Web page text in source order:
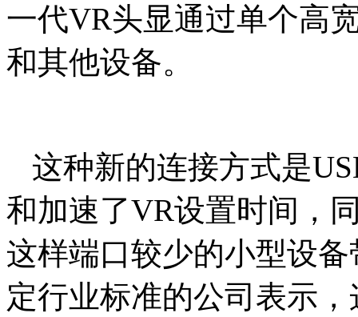
一代VR头显通过单个高
和其他设备。
这种新的连接方式是
和加速了VR设置时间，
这样端口较少的小型设
定行业标准的公司表示